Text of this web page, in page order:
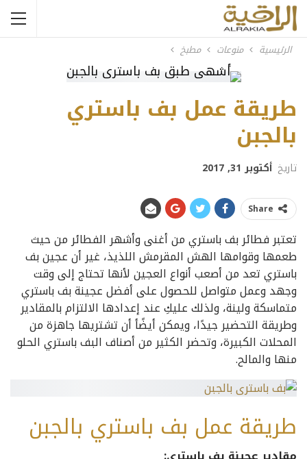
الرئيسية منوعات مطبخ
طريقة عمل بف باستري
بالجبن
تاريخ أكتوبر 31, 2017
Share
تعتبر فطائر بف باستري من أغنى وأشهر الفطائر من حيث
طعمها وقوامها الهش المقرمش اللذيذ، غير أن عجين بف
باستري تعد من أصعب أنواع العجين لأنها تحتاج إلى وقت
وجهد وعمل متواصل للحصول على أفضل عجينة بف باستري
متماسكة ولينة، ولذلك عليكِ عند إعدادها الالتزام بالمقادير
وطريقة التحضير جيدًا، ويمكن أيضًأ أن تشتريها جاهزة من
المحلات الكبيرة، وتحضر الكثير من أصناف البف باستري الحلو
منها والمالح.
طريقة عمل بف باستري بالجبن